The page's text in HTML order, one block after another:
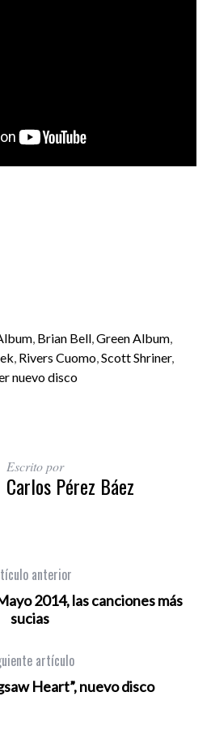
, Brian Bell,Green Album,
, Rivers Cuomo,Scott Shriner,
nuevo disco
Escrito por
Carlos Pérez Báez
anterior
2014, las canciones más
sucias
artículo
Heart”, nuevo disco